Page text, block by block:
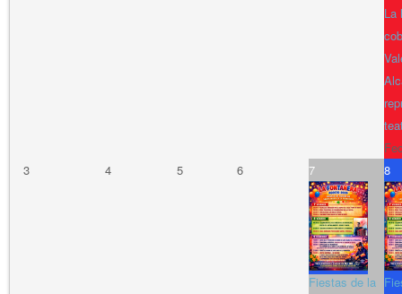
La
3
4 5 6 7
Fiestas de la
8